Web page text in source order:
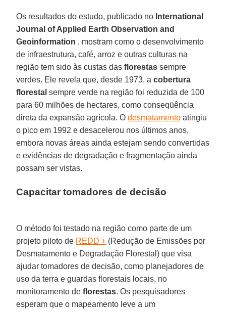
Os resultados do estudo, publicado no International
Journal of Applied Earth Observation and
Geoinformation , mostram como o desenvolvimento
de infraestrutura, café, arroz e outras culturas na
região tem sido às custas dasflorestas sempre
verdes. Ele revela que, desde 1973, acobertura
florestal sempre verde na região foi reduzida de 100
para 60 milhões de hectares, como conseqüência
direta da expansão agrícola. Odesmatamento atingiu
o pico em 1992 e desacelerou nos últimos anos,
embora novas áreas ainda estejam sendo convertidas
e evidências de degradação e fragmentação ainda
possam ser vistas.
Capacitar tomadores de decisão
O método foi testado na região como parte de um
projeto piloto de REDD + (Redução de Emissões por
Desmatamento e Degradação Florestal) que visa
ajudar tomadores de decisão, como planejadores de
uso da terra e guardas florestais locais, no
monitoramento deflorestas. Os pesquisadores
esperam que o mapeamento leve a um